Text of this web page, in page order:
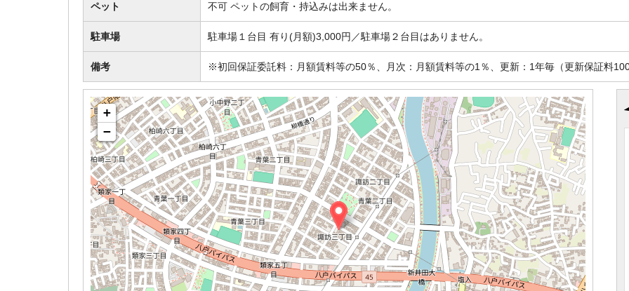
ペット 不可 ペットの飼育・持込みは出来ません。
駐車場 駐車場１台目 有り(月額)3,000円／駐車場２台目はありません。
備考 ※初回保証委託料：月額賃料等の50％、月次：月額賃料等の1％、更新：1年毎（更新保証料
+
−